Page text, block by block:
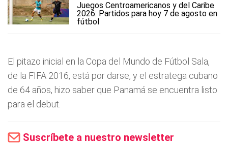
Juegos Centroamericanos y del Caribe
2026: Partidos para hoy 7 de agosto en
fútbol
El pitazo inicial en la Copa del Mundo de Fútbol Sala,
de la FIFA 2016, está por darse, y el estratega cubano
de 64 años, hizo saber que Panamá se encuentra listo
para el debut.
Suscríbete a nuestro newsletter